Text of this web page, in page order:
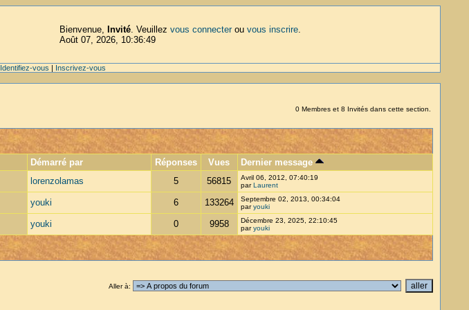
Bienvenue, Invité. Veuillez vous connecterou vous inscrire.
Août 07, 2026, 10:36:49
Identifiez-vous | Inscrivez-vous
0 Membres et 8 Invités dans cette section.
Démarré par Réponses Vues
Dernier message
lorenzolamas 5 56815
Avril 06, 2012, 07:40:19
parLaurent
youki 6 133264
Septembre 02, 2013, 00:34:04
paryouki
youki 0 9958
Décembre 23, 2025, 22:10:45
paryouki
Aller à: